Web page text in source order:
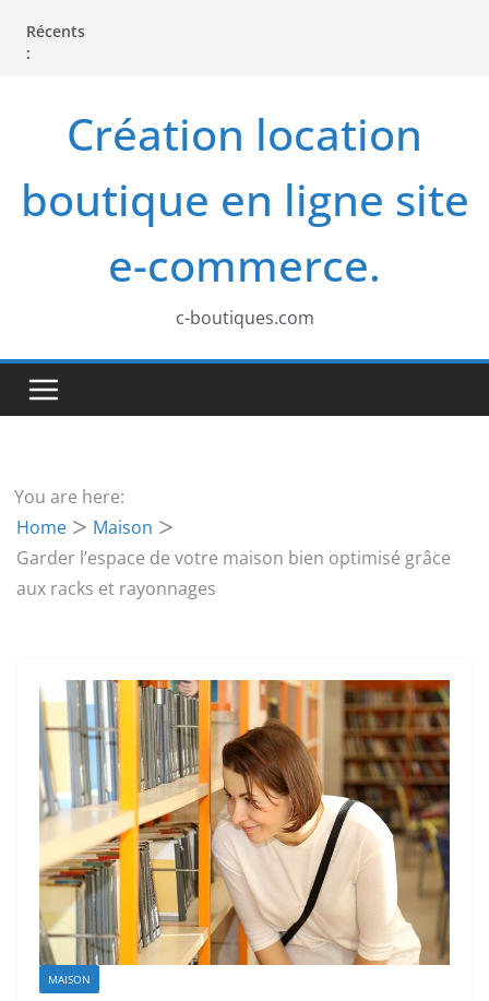
n
Récents
:
Création location
boutique en ligne site
e-commerce.
c-boutiques.com
You are here:
Home
Maison
Garder l’espace de votre maison bien optimisé grâce
aux racks et rayonnages
MAISON